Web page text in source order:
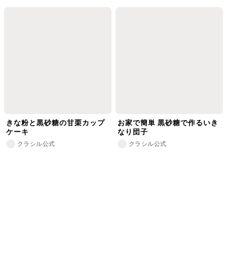
きな粉と黒砂糖の甘栗カップ
ケーキ
クラシル公式
お家で簡単 黒砂糖で作るいき
なり団子
クラシル公式